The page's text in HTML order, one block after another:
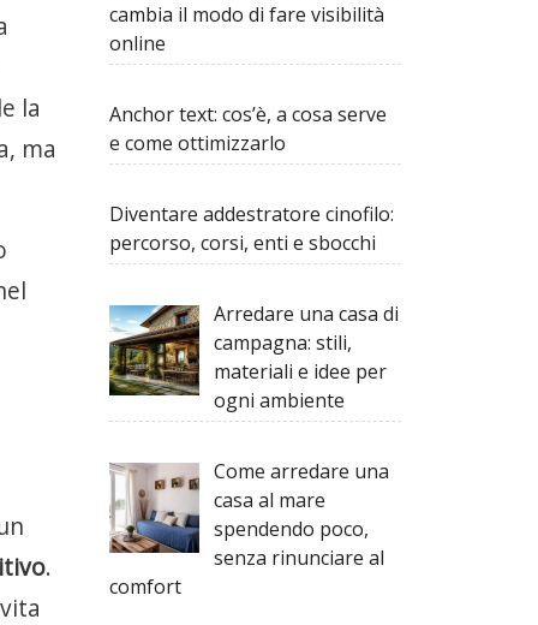
la
ma
.
cambia il modo di fare visibilità
online
Anchor text: cos’è, a cosa serve
e come ottimizzarlo
Diventare addestratore cinofilo:
percorso, corsi, enti e sbocchi
Arredare una casa di
campagna: stili,
materiali e idee per
ogni ambiente
Come arredare una
casa al mare
spendendo poco,
senza rinunciare al
comfort